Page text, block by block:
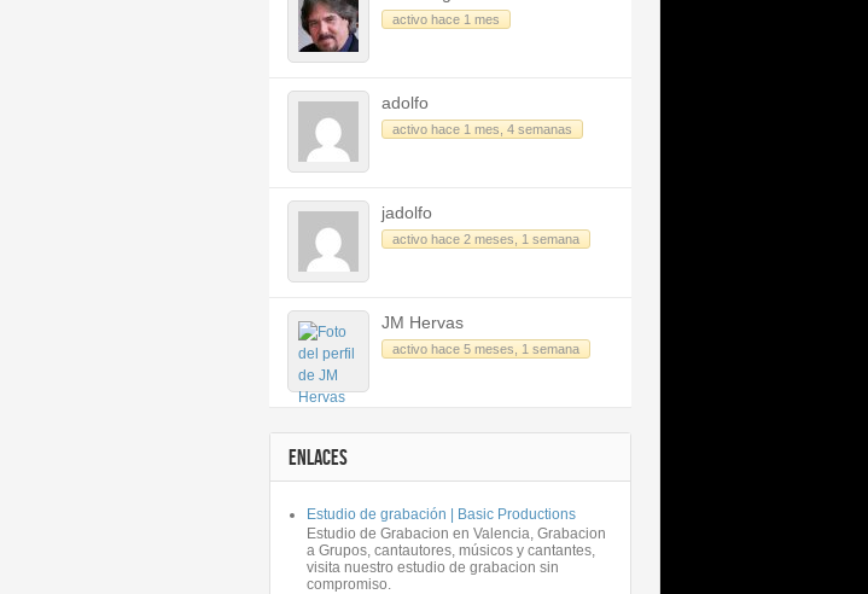
activo hace 1 mes
adolfo
activo hace 1 mes, 4 semanas
jadolfo
activo hace 2 meses, 1 semana
JM Hervas
activo hace 5 meses, 1 semana
ENLACES
Estudio de grabación | Basic Productions
Estudio de Grabacion en Valencia, Grabacion
a Grupos, cantautores, músicos y cantantes,
visita nuestro estudio de grabacion sin
compromiso.